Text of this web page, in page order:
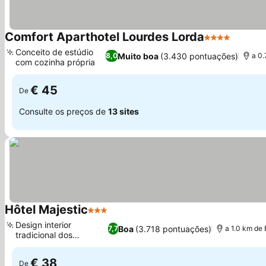
Comfort Aparthotel Lourdes Lorda4 Estrelas
8,0Muito boa (3.430 pontuações)
Conceito de estúdio
com cozinha própria
a
De € 45
Consulte os preços de 13 sites
Hôtel Majestic3 Estrelas
7,7Boa (3.718 pontuações)
Design interior
tradicional dos
Pireneus
a 1.0 km de
De € 38